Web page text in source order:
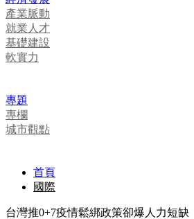
產業脈動
就業人才
基礎建設
軟實力
專題
專欄
城市觀點
首頁
國際
台灣推0+7疫情鬆綁政策卻爆人力短缺